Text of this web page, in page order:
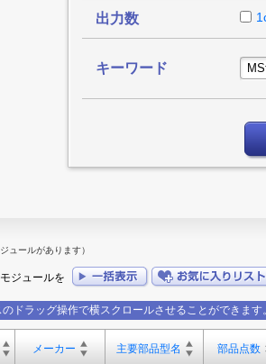
出力数
キーワード
ュールがあります）
ジュールを
のドラッグ操作で横スクロールさせることができます
メーカー 主要部品型名 部品点数